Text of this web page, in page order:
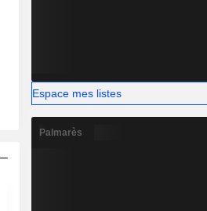
Espace mes listes
Palmarès